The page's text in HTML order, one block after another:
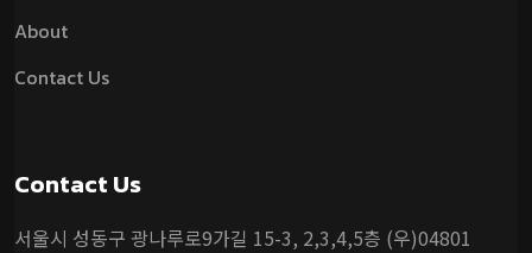
About
Contact Us
Contact Us
서울시 성동구 광나루로9가길 15-3, 2,3,4,5층 (우)04801